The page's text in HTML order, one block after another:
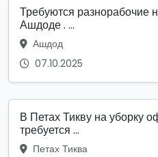
Требуются разнорабочие
Ашдоде . ...
Ашдод
07.10.2025
В Петах Тикву на уборку
требуется ...
Петах Тиква